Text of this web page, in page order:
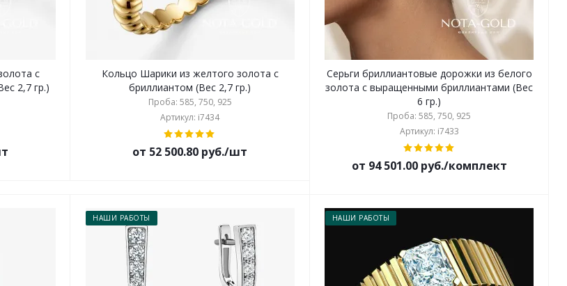
с
2,7 гр.)
Кольцо Шарики из желтого золота с
бриллиантом (Вес 2,7 гр.)
Проба: 585, 750, 925
Артикул: i7434
от 52 500.80 руб./шт
Серьги бриллиантовые дорожки из белого
золота с выращенными бриллиантами (Вес
6 гр.)
Проба: 585, 750, 925
Артикул: i7433
от 94 501.00 руб./комплект
НАШИ РАБОТЫ НАШИ РАБОТЫ